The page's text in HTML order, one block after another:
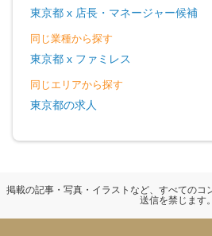
東京都 x 店長・マネージャー候補
同じ業種から探す
東京都 x ファミレス
同じエリアから探す
東京都の求人
掲載の記事・写真・イラストなど、すべてのコ
送信を禁じます。